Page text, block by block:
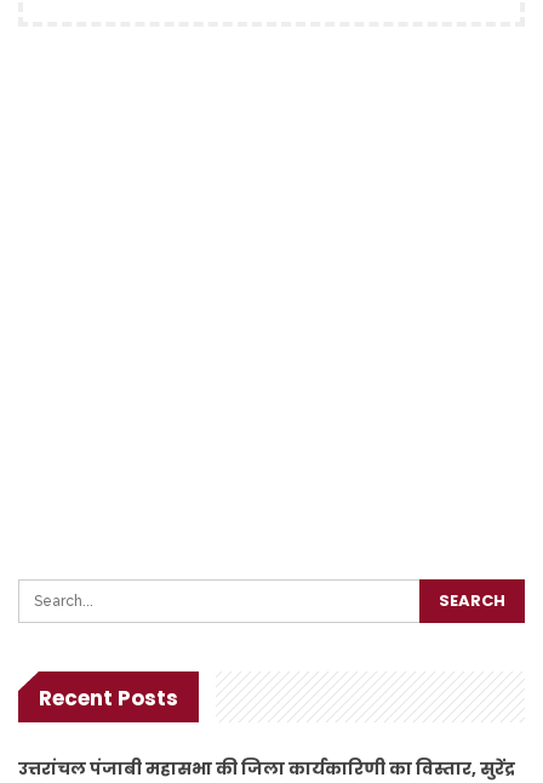
Recent Posts
उत्तरांचल पंजाबी महासभा की जिला कार्यकारिणी का विस्तार, सुरेंद्र